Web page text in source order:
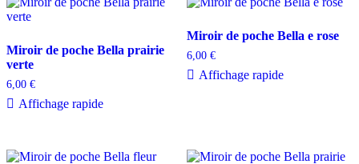
Miroir de poche Bella prairie
verte
6,00 €
Affichage rapide
Miroir de poche Bella e rose
6,00 €
Affichage rapide